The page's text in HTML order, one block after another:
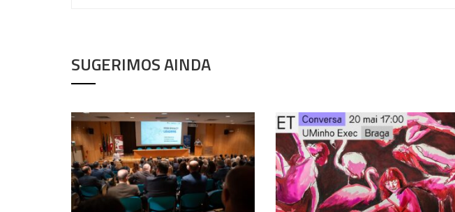
SUGERIMOS AINDA